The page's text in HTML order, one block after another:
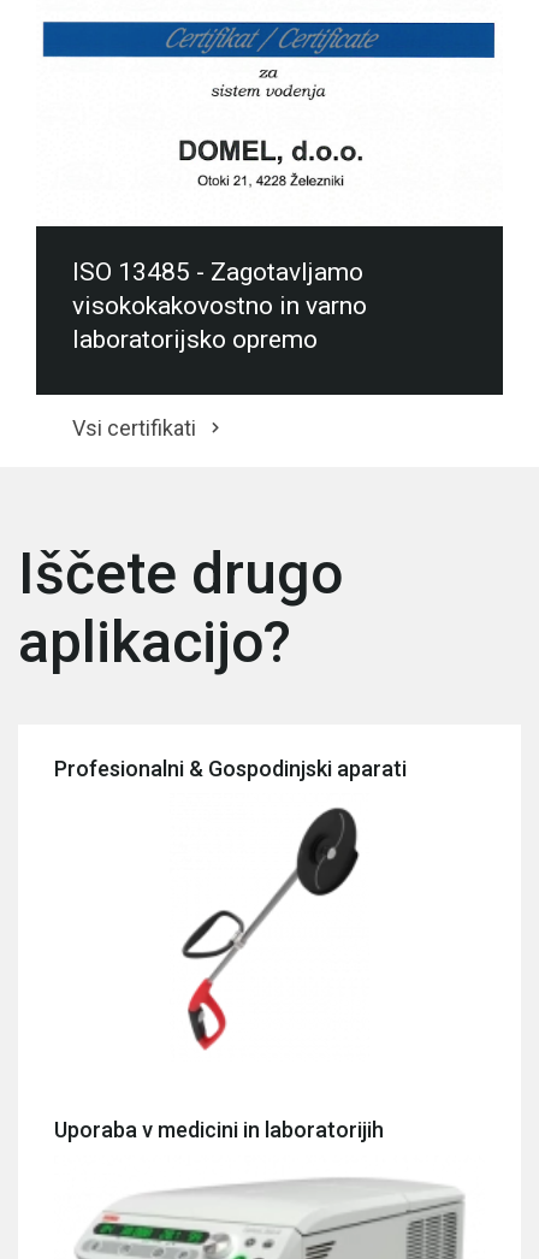
ISO 13485 - Zagotavljamo
visokokakovostno in varno
laboratorijsko opremo
Vsi certifikati
Iščete drugo
aplikacijo?
Profesionalni & Gospodinjski aparati
Uporaba v medicini in laboratorijih